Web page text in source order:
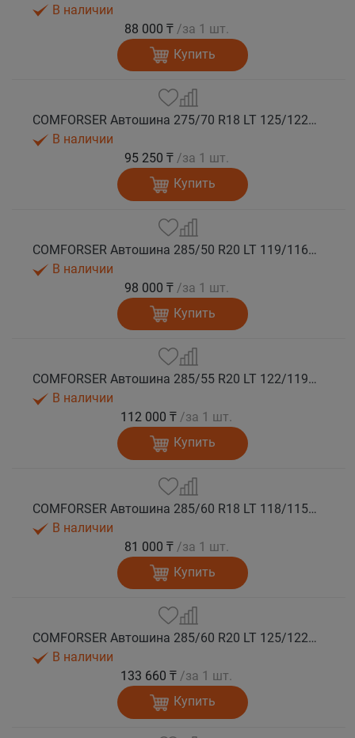
В наличии
88 000 ₸ /за 1 шт.
Купить
COMFORSER Автошина 275/70 R18 LT 125/122S CF1100 10PR RWL лето
В наличии
95 250 ₸ /за 1 шт.
Купить
COMFORSER Автошина 285/50 R20 LT 119/116S CF1100 10PR RWL лето
В наличии
98 000 ₸ /за 1 шт.
Купить
COMFORSER Автошина 285/55 R20 LT 122/119S CF1100 10PR RWL лето
В наличии
112 000 ₸ /за 1 шт.
Купить
COMFORSER Автошина 285/60 R18 LT 118/115S CF1100 8PR RWL лето
В наличии
81 000 ₸ /за 1 шт.
Купить
COMFORSER Автошина 285/60 R20 LT 125/122S CF1100 10PR RWL лето
В наличии
133 660 ₸ /за 1 шт.
Купить